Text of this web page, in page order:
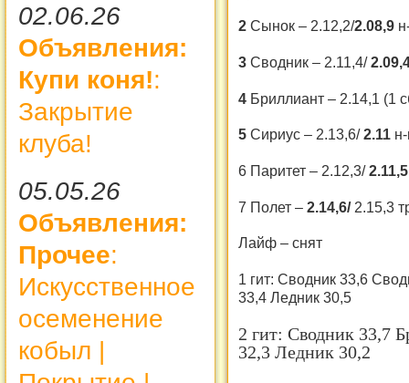
02.06.26
Объявления:
Купи коня!:
Закрытие
клуба!
05.05.26
Объявления:
Прочее:
Искусственное
осеменение
кобыл |
2 Сынок – 2.12,2/2.08,9
3 Сводник – 2.11,4/
4 Бриллиант – 2.14,1 (1
5 Сириус – 2.13,6/2.11
6 Паритет – 2.12,3/
7 Полет – 2.14,6/ 2.15,3
Лайф – снят
1 гит: Сводник 33,6
33,4 Ледник 30,5
2 гит: Сводник 33,7
32,3 Ледник 30,2